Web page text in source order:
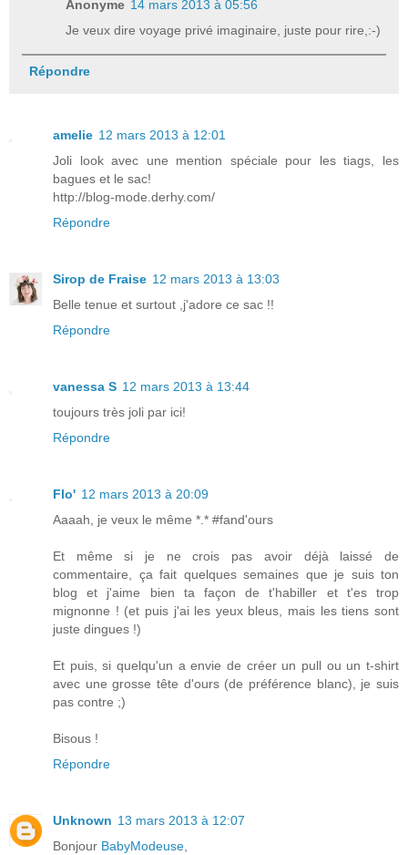
Anonyme 14 mars 2013 à 05:56
Je veux dire voyage privé imaginaire, juste pour rire,:-)
Répondre
amelie 12 mars 2013 à 12:01
Joli look avec une mention spéciale pour les tiags, les
bagues et le sac!
http://blog-mode.derhy.com/
Répondre
Sirop de Fraise 12 mars 2013 à 13:03
Belle tenue et surtout ,j'adore ce sac !!
Répondre
vanessa S 12 mars 2013 à 13:44
toujours très joli par ici!
Répondre
Flo' 12 mars 2013 à 20:09
Aaaah, je veux le même *.* #fand'ours
Et même si je ne crois pas avoir déjà laissé de
commentaire, ça fait quelques semaines que je suis ton
blog et j'aime bien ta façon de t'habiller et t'es trop
mignonne ! (et puis j'ai les yeux bleus, mais les tiens sont
juste dingues !)
Et puis, si quelqu'un a envie de créer un pull ou un t-shirt
avec une grosse tête d'ours (de préférence blanc), je suis
pas contre ;)
Bisous !
Répondre
Unknown 13 mars 2013 à 12:07
Bonjour BabyModeuse